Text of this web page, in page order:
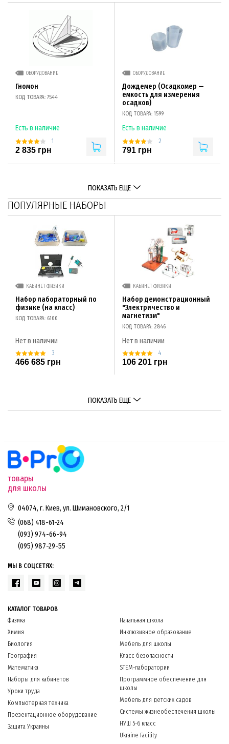
ОБОРУДОВАНИЕ
Гномон
КОД ТОВАРА: 7544
Есть в наличие
1
2 835 грн
ОБОРУДОВАНИЕ
Дождемер (Осадкомер —
емкость для измерения
осадков)
КОД ТОВАРА: 1599
Есть в наличие
2
791 грн
ПОКАЗАТЬ ЕЩЕ
ПОПУЛЯРНЫЕ НАБОРЫ
КАБИНЕТ ФИЗИКИ
Набор лабораторный по
физике (на класс)
КОД ТОВАРА: 6100
Нет в наличии
3
466 685 грн
КАБИНЕТ ФИЗИКИ
Набор демонстрационный
"Электричество и
магнетизм"
КОД ТОВАРА: 2846
Нет в наличии
4
106 201 грн
ПОКАЗАТЬ ЕЩЕ
товары
для школы
04074, г. Киев, ул. Шимановского, 2/1
(068) 418-61-24
(093) 974-66-94
(095) 987-29-55
МЫ В СОЦСЕТЯХ:
КАТАЛОГ ТОВАРОВ
Физика
Химия
Биология
География
Математика
Наборы для кабинетов
Уроки труда
Компьютерная техника
Презентационное оборудование
Защита Украины
Начальная школа
Инклюзивное образование
Мебель для школы
Класс безопасности
STEM-лаборатории
Программное обеспечение для
школы
Мебель для детских садов
Системы жизнеобеспечения школы
НУШ 5-6 класс
Ukraine Facility